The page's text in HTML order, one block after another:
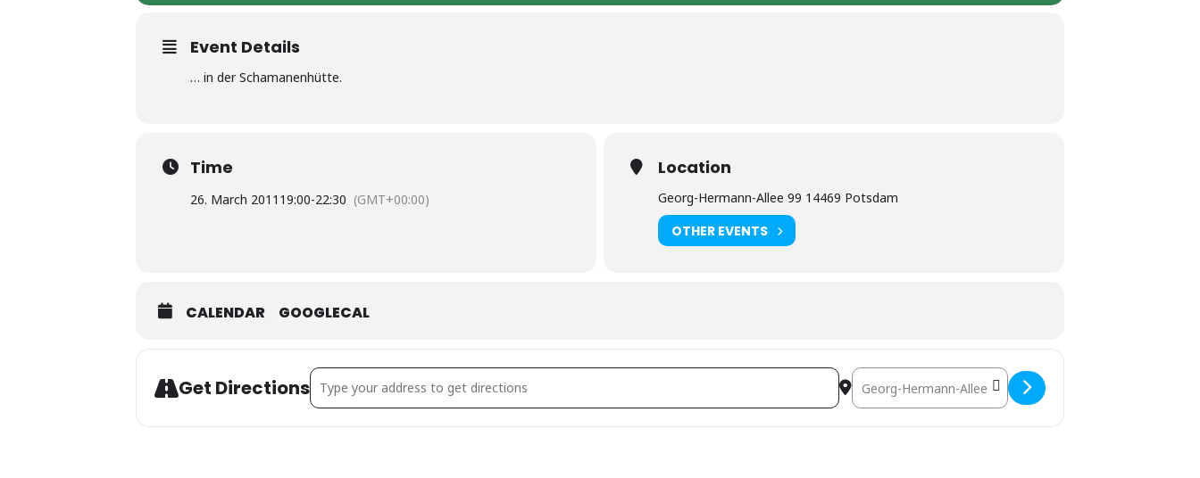
Event Details
… in der Schamanenhütte.
Time
26. March 2011 19:00-22:30 (GMT+00:00)
Location
Georg-Hermann-Allee 99 14469 Potsdam
OTHER EVENTS
CALENDAR GOOGLECAL
Get DirectionsAddress - Potsdam: MARC Solo @ Biosphäre "Romantische Nacht" [HkgnP15eS]Destination Address - Potsdam: MARC Solo @